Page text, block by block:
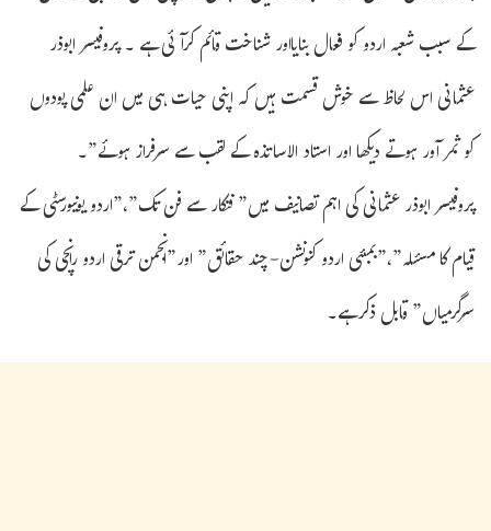
کے سبب شعبہ اردو کو فعال بنایااور شناخت قائم کرآئی ہے ۔ پروفیسر ابوذر
عثمانی اس لحاظ سے خوش قسمت ہیں کہ اپنی حیات ہی میں ان علمی پودوں
کو ثمر آور ہوتے دیکھا اور استاد الاساتذہ کے لقب سے سرفراز ہوئے”۔
پروفیسر ابوذر عثمانی کی اہم تصانیف میں” فنکار سے فن تک”،”اردو یونیورسٹی کے
قیام کا مسئلہ”،”بمبئی اردو کنونشن-چند حقائق” اور”انجمن ترقی اردو رانچی کی
سرگرمیاں” قابل ذکرہے۔